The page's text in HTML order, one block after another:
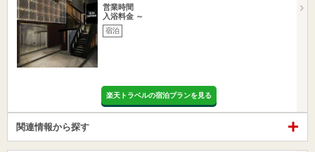
営業時間
入浴料金 ～
宿泊
楽天トラベルの宿泊プランを見る
関連情報から探す